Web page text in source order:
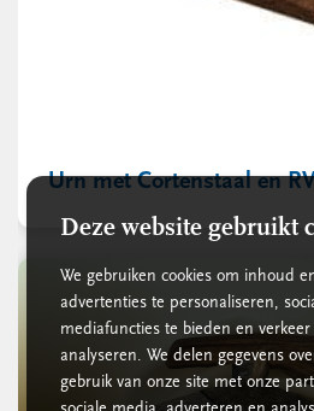
Urn met Cortenstaal en
Deze website gebruikt
We gebruiken cookies om inhoud
advertenties te personaliseren,
mediafuncties te bieden en verkeer
analyseren. We delen gegevens
gebruik van onze site met onze